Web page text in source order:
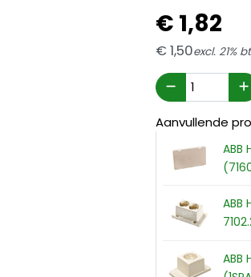
€ 1,82
€1,50excl. 21%
Aanvullende
ABB
ABB
ABB